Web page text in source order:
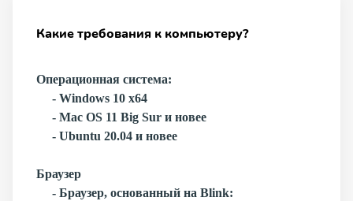
Какие требования к компьютеру?
Операционная система:
- Windows 10 x64
- Mac OS 11 Big Sur и новее
- Ubuntu 20.04 и новее
Браузер
- Браузер, основанный на Blink: